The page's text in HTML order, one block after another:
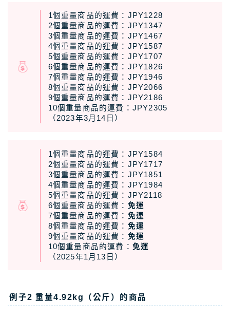
1個重量商品的運費：JPY1228
2個重量商品的運費：JPY1347
3個重量商品的運費：JPY1467
4個重量商品的運費：JPY1587
5個重量商品的運費：JPY1707
6個重量商品的運費：JPY1826
7個重量商品的運費：JPY1946
8個重量商品的運費：JPY2066
9個重量商品的運費：JPY2186
10個重量商品的運費：JPY2305
（2023年3月14日）
1個重量商品的運費：JPY1584
2個重量商品的運費：JPY1717
3個重量商品的運費：JPY1851
4個重量商品的運費：JPY1984
5個重量商品的運費：JPY2118
6個重量商品的運費： 免運
7個重量商品的運費： 免運
8個重量商品的運費： 免運
9個重量商品的運費： 免運
10個重量商品的運費： 免運
（2025年1月13日）
例子2 重量4.92kg（公斤）的商品